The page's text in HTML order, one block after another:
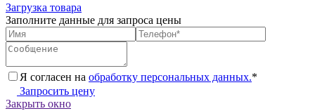
Загрузка товара
Заполните данные для запроса цены
Я согласен на обработку персональных данных.*
Запросить цену
Закрыть окно